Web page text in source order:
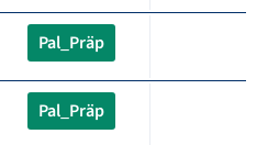
Pal_Präp
Pal_Präp